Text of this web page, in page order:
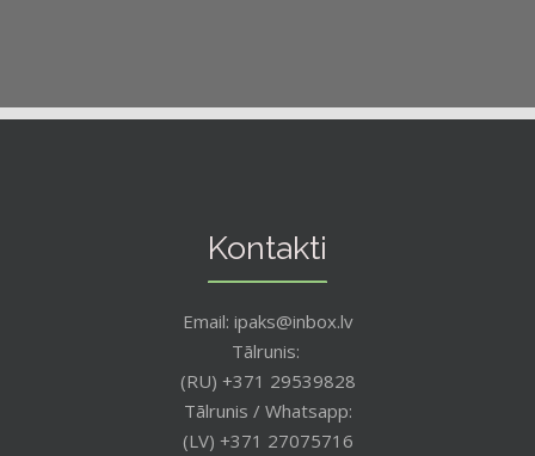
Kontakti
Email: ipaks@inbox.lv
Tālrunis:
(RU) +371 29539828
Tālrunis / Whatsapp:
(LV) +371 27075716